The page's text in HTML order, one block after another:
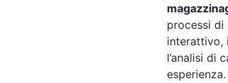
processi di
interattivo,
l’analisi di
esperienza.